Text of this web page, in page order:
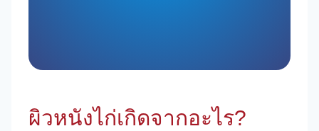
ผิวหนังไก่เกิดจากอะไร?